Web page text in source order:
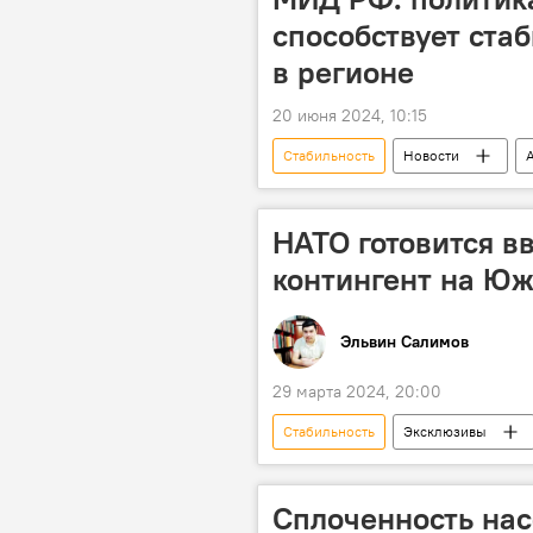
способствует
в регионе
20 июня 2024, 10:15
Стабильность Новости
МИД России
Михаил
НАТО готовится
контингент на
Эльвин Салимов
29 марта 2024, 20:00
Стабильность Эксклюзивы
НАТО
Запад
Сплоченность